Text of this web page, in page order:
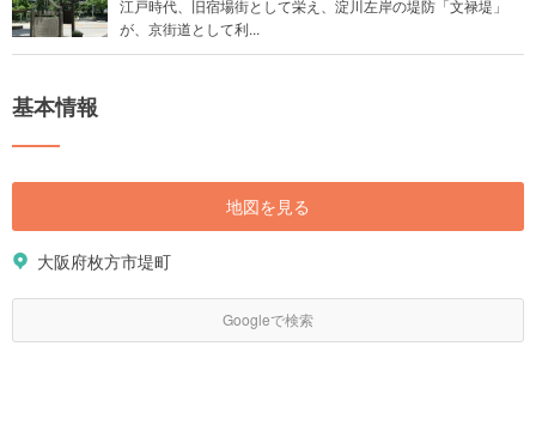
江戸時代、旧宿場街として栄え、淀川左岸の堤防「文禄堤」
が、京街道として利...
基本情報
地図を見る
大阪府枚方市堤町
Googleで検索